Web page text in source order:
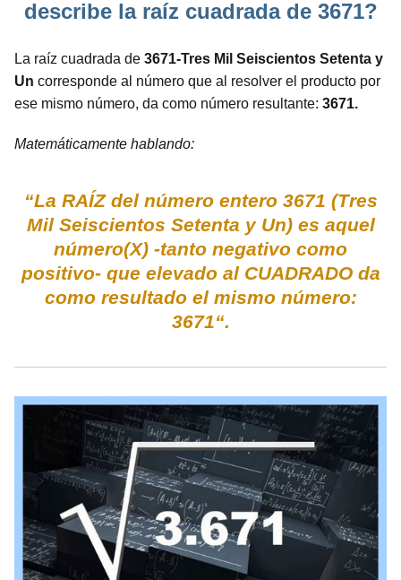
describe la raíz cuadrada de 3671?
La raíz cuadrada de 3671-Tres Mil Seiscientos Setenta y
Un corresponde al número que al resolver el producto por
ese mismo número, da como número resultante: 3671.
Matemáticamente hablando:
“La RAÍZ del número entero 3671 (Tres
Mil Seiscientos Setenta y Un) es aquel
número(X) -tanto negativo como
positivo- que elevado al CUADRADO da
como resultado el mismo número:
3671“.